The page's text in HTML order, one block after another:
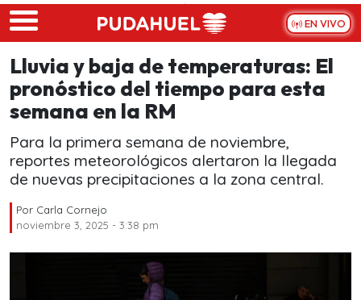
Skip to main content
EN VIVO
Lluvia y baja de temperaturas: El
pronóstico del tiempo para esta
semana en la RM
Para la primera semana de noviembre,
reportes meteorológicos alertaron la llegada
de nuevas precipitaciones a la zona central.
Por Carla Cornejo
noviembre 3, 2025 - 3:38 pm